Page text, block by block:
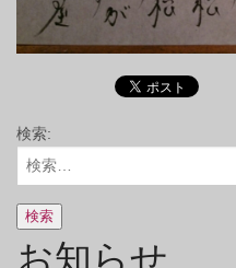
検索:
お知らせ